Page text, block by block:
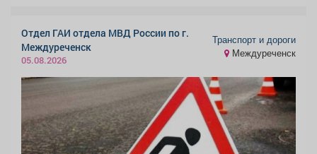
Отдел ГАИ отдела МВД России по г.
Междуреченск
05.08.2026
Транспорт и дороги
Междуреченск